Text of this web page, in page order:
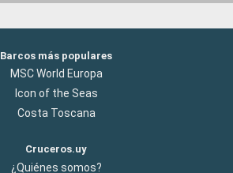
Barcos más populares
MSC World Europa
Icon of the Seas
Costa Toscana
Cruceros.uy
¿Quiénes somos?